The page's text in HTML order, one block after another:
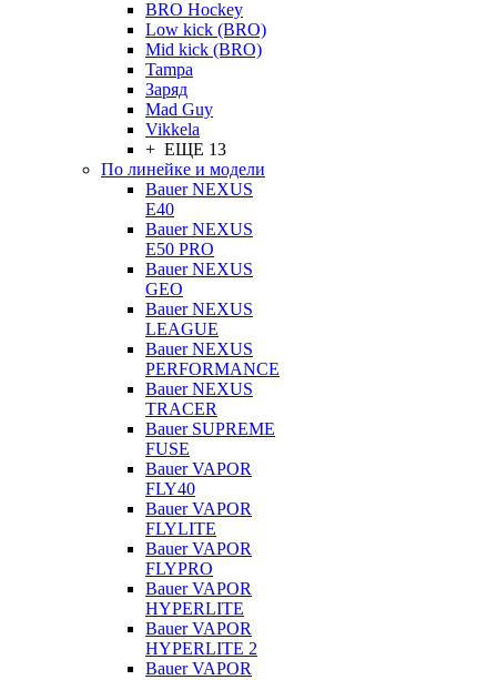
BRO Hockey
Low kick (BRO)
Mid kick (BRO)
Tampa
Заряд
Mad Guy
Vikkela
+ ЕЩЕ 13
По линейке и модели
Bauer NEXUS
E40
Bauer NEXUS
E50 PRO
Bauer NEXUS
GEO
Bauer NEXUS
LEAGUE
Bauer NEXUS
PERFORMANCE
Bauer NEXUS
TRACER
Bauer SUPREME
FUSE
Bauer VAPOR
FLY40
Bauer VAPOR
FLYLITE
Bauer VAPOR
FLYPRO
Bauer VAPOR
HYPERLITE
Bauer VAPOR
HYPERLITE 2
Bauer VAPOR